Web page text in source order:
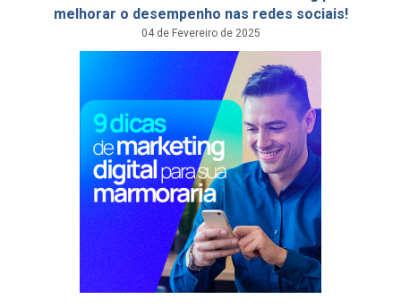
melhorar o desempenho nas redes sociais!
04 de Fevereiro de 2025